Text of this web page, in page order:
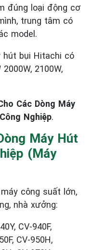
đúng loại động cơ
trung tâm có
model.
hút bụi Hitachi có
2100W,
Các Dòng Máy
Nghiệp.
Máy Hút
(Máy
công suất lớn,
nhà xưởng:
CV-940F,
CV-950H,